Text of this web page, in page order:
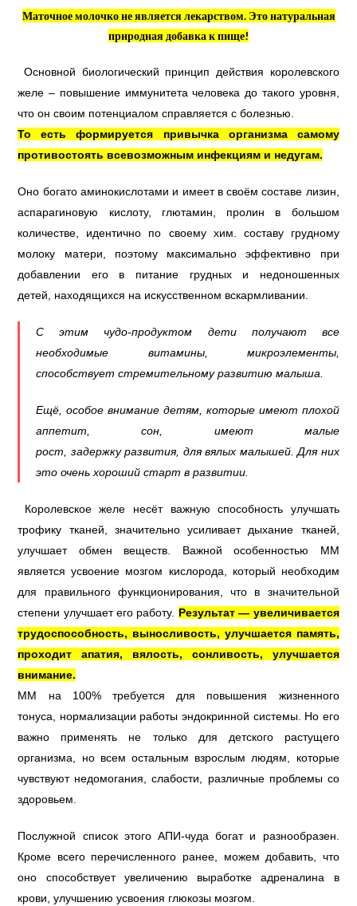
Маточное молочко не является лекарством. Это натуральная
природная добавка к пище!
Основной биологический принцип действия королевского
желе – повышение иммунитета человека до такого уровня,
что он своим потенциалом справляется с болезнью.
То есть формируется привычка организма самому
противостоять всевозможным инфекциям и недугам.
Оно богато аминокислотами и имеет в своём составе лизин,
аспарагиновую кислоту, глютамин, пролин в большом
количестве, идентично по своему хим. составу грудному
молоку матери, поэтому максимально эффективно при
добавлении его в питание грудных и недоношенных
детей, находящихся на искусственном вскармливании.
С этим чудо-продуктом дети получают все
необходимые витамины, микроэлементы,
способствует стремительному развитию малыша.
Ещё, особое внимание детям, которые имеют плохой
аппетит, сон, имеют малые
рост, задержку развития, для вялых малышей. Для них
это очень хороший старт в развитии.
Королевское желе несёт важную способность улучшать
трофику тканей, значительно усиливает дыхание тканей,
улучшает обмен веществ. Важной особенностью ММ
является усвоение мозгом кислорода, который необходим
для правильного функционирования, что в значительной
степени улучшает его работу. Результат — увеличивается
трудоспособность, выносливость, улучшается память,
проходит апатия, вялость, сонливость, улучшается
внимание.
ММ на 100% требуется для повышения жизненного
тонуса, нормализации работы эндокринной системы. Но его
важно применять не только для детского растущего
организма, но всем остальным взрослым людям, которые
чувствуют недомогания, слабости, различные проблемы со
здоровьем.
Послужной список этого АПИ-чуда богат и разнообразен.
Кроме всего перечисленного ранее, можем добавить, что
оно способствует увеличению выработке адреналина в
крови, улучшению усвоения глюкозы мозгом.